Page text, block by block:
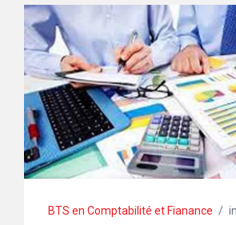
BTS en Comptabilité et Fianance /